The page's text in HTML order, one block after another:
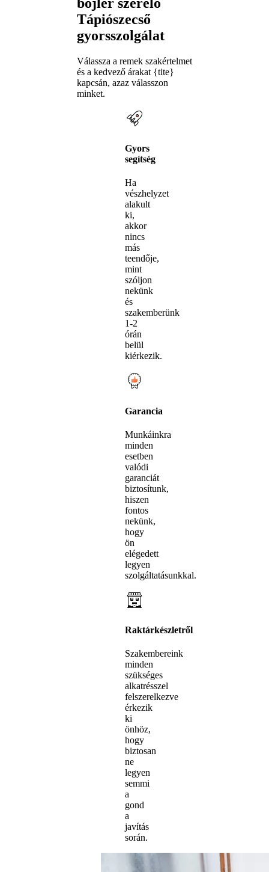
Tápiószecső
gyorsszolgálat
Válassza a remek szakértelmet
és a kedvező árakat {tite}
kapcsán, azaz válasszon
minket.
Gyors
segítség
Ha
vészhelyzet
alakult
ki,
akkor
nincs
más
teendője,
mint
szóljon
nekünk
és
szakemberünk
1-2
órán
belül
kiérkezik.
Garancia
Munkáinkra
minden
esetben
valódi
garanciát
biztosítunk,
hiszen
fontos
nekünk,
hogy
ön
elégedett
legyen
szolgáltatásunkkal.
Raktárkészletről
Szakembereink
minden
szükséges
alkatrésszel
felszerelkezve
érkezik
ki
önhöz,
hogy
biztosan
ne
legyen
semmi
a
gond
a
javítás
során.